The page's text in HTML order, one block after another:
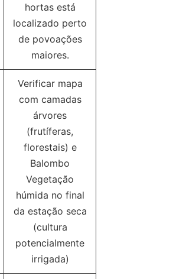
hortas está
localizado perto
de povoações
maiores.
Verificar mapa
com camadas
árvores
(frutíferas,
florestais) e
Balombo
Vegetação
húmida no final
da estação seca
(cultura
potencialmente
irrigada)